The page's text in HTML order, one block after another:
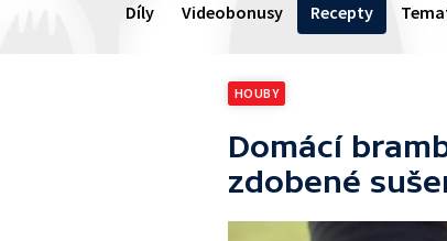
Díly Videobonusy Recepty
HOUBY
Domácí
zdobené